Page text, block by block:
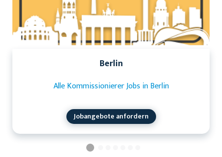
Berlin
Alle Kommissionierer Jobs in Berlin
Jobangebote anfordern